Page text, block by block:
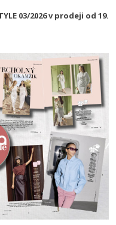
03/2026 v prodeji od 19.